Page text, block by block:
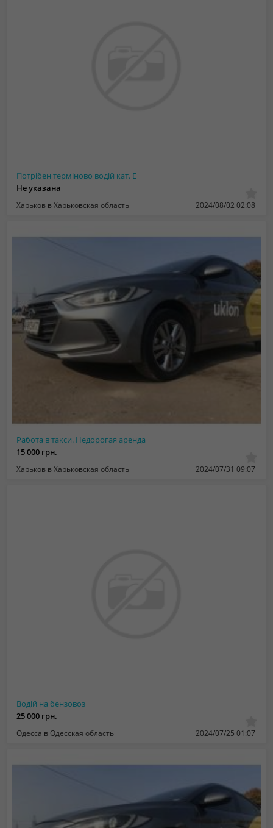
Потрібен терміново водій кат. Е
Не указана
Харьков в Харьковская область 2024/08/02 02:08
Работа в такси. Недорогая аренда
15 000 грн.
Харьков в Харьковская область 2024/07/31 09:07
Водій на бензовоз
25 000 грн.
Одесса в Одесская область 2024/07/25 01:07